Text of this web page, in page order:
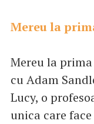
Mereu la
Mereu la
cu Adam
Lucy, o
unica care